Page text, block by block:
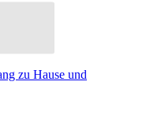
zu Hause und